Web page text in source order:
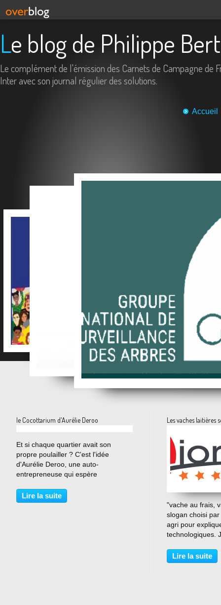
Le blog de Philippe
Le complément de l'émission des Carnets de Campagne de
Inter avec son journal régulier des solutions.
Accueil
Stop à l'abattage des arbres!!!!
Des dorlotoirs pour sauver les abeilles
La mer de plastique
Le guide des Carnets de Campagne sur Ulule
Attri: la
le Cocottarium d'Aurélie Deroo
Et si chaque quartier avait son
propre poulailler ? C'est l'idée
d'Aurélie Deroo, une auto-
entrepreneuse qui espère
au Cocott'arium et encourager ainsi
le recyclage des déchets organiques.
Lire la suite
Les vaches laitières
"vache au frais,
slogan choisi
agri pour
technologiques.
ne fait que
expériences
Lire la suite